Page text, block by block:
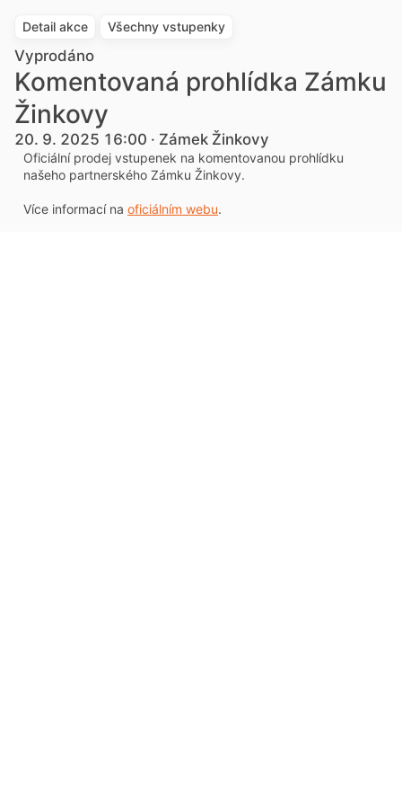
Detail akce Všechny vstupenky
Vyprodáno
Komentovaná prohlídka Zámku
Žinkovy
20. 9. 2025 16:00 · Zámek Žinkovy
Oficiální prodej vstupenek na komentovanou prohlídku
našeho partnerského Zámku Žinkovy.
Více informací na oficiálním webu.